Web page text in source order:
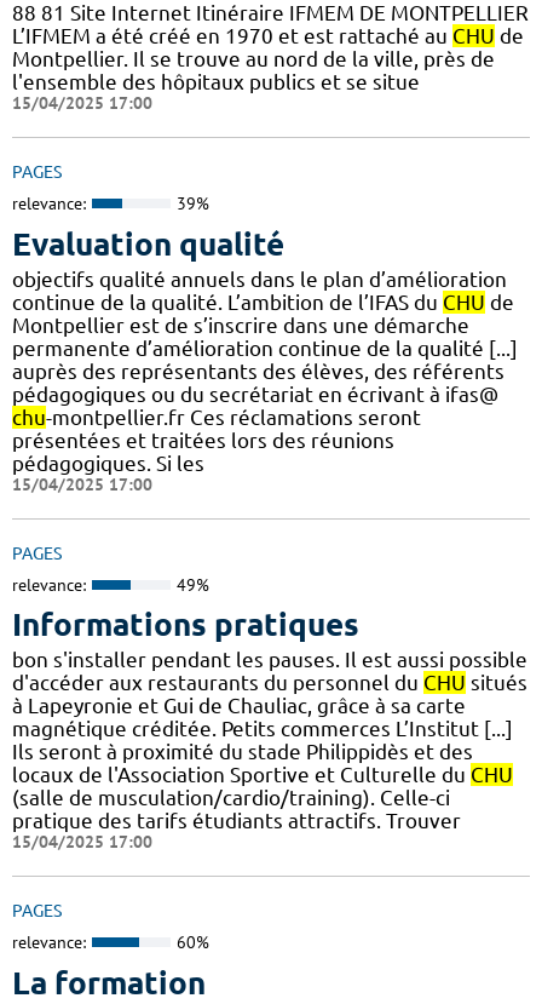
88 81 Site Internet Itinéraire IFMEM DE MONTPELLIER
L’IFMEM a été créé en 1970 et est rattaché au CHU de
Montpellier. Il se trouve au nord de la ville, près de
l'ensemble des hôpitaux publics et se situe
15/04/2025 17:00
PAGES
relevance: 39%
Evaluation qualité
objectifs qualité annuels dans le plan d’amélioration
continue de la qualité. L’ambition de l’IFAS du CHU de
Montpellier est de s’inscrire dans une démarche
permanente d’amélioration continue de la qualité [...]
auprès des représentants des élèves, des référents
pédagogiques ou du secrétariat en écrivant à ifas@
chu-montpellier.fr Ces réclamations seront
présentées et traitées lors des réunions
pédagogiques. Si les
15/04/2025 17:00
PAGES
relevance: 49%
Informations pratiques
bon s'installer pendant les pauses. Il est aussi possible
d'accéder aux restaurants du personnel du CHU situés
à Lapeyronie et Gui de Chauliac, grâce à sa carte
magnétique créditée. Petits commerces L’Institut [...]
Ils seront à proximité du stade Philippidès et des
locaux de l'Association Sportive et Culturelle du CHU
(salle de musculation/cardio/training). Celle-ci
pratique des tarifs étudiants attractifs. Trouver
15/04/2025 17:00
PAGES
relevance: 60%
La formation